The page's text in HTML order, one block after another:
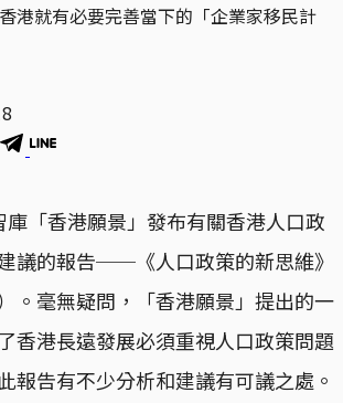
港就有必要完善當下的「企業家移民計
「香港願景」發布有關香港人口政
議的報告──《人口政策的新思維》
。毫無疑問，「香港願景」提出的一
香港長遠發展必須重視人口政策問題
報告有不少分析和建議有可議之處。